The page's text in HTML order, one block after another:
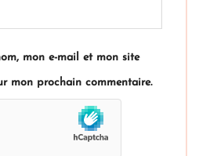
mon e-mail et mon site
mon prochain commentaire.